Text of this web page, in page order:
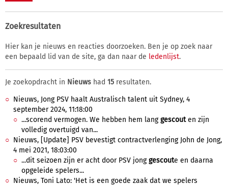
Zoekresultaten
Hier kan je nieuws en reacties doorzoeken. Ben je op zoek naar
een bepaald lid van de site, ga dan naar de ledenlijst.
Je zoekopdracht in Nieuws had 15 resultaten.
Nieuws, Jong PSV haalt Australisch talent uit Sydney, 4
september 2024, 11:18:00
...scorend vermogen. We hebben hem langgescouten zijn
volledig overtuigd van...
Nieuws, [Update] PSV bevestigt contractverlenging John de Jong,
4 mei 2021, 18:03:00
...dit seizoen zijn er acht door PSV jonggescoute en daarna
opgeleide spelers...
Nieuws, Toni Lato: 'Het is een goede zaak dat we spelers